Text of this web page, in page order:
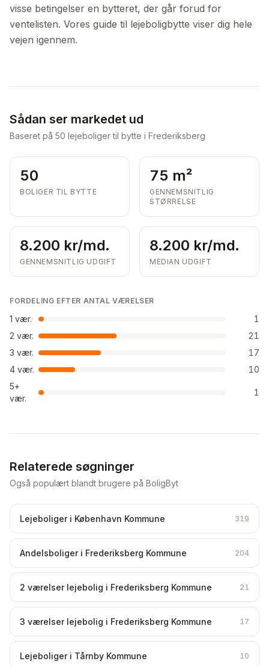
visse betingelser en bytteret, der går forud for
ventelisten. Vores guide til lejeboligbytte viser dig hele
vejen igennem.
Sådan ser markedet ud
Baseret på 50 lejeboliger til bytte i Frederiksberg
50
BOLIGER TIL BYTTE
75 m²
GENNEMSNITLIG
STØRRELSE
8.200 kr/md.
GENNEMSNITLIG UDGIFT
8.200 kr/md.
MEDIAN UDGIFT
FORDELING EFTER ANTAL VÆRELSER
1 vær.
1
2 vær.
21
3 vær.
17
4 vær.
10
5+
vær.
1
Relaterede søgninger
Også populært blandt brugere på BoligByt
Lejeboliger i København Kommune 319
Andelsboliger i Frederiksberg Kommune 204
2 værelser lejebolig i Frederiksberg Kommune 21
3 værelser lejebolig i Frederiksberg Kommune 17
Lejeboliger i Tårnby Kommune 10